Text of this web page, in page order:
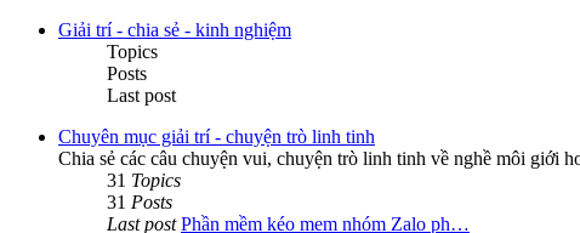
Giải trí - chia sẻ - kinh nghiệm
Topics
Posts
Last post
Chuyên mục giải trí - chuyện trò linh tinh
Chia sẻ các câu chuyện vui, chuyện trò linh tinh về nghề môi giới
31 Topics
31 Posts
Last post Phần mềm kéo mem nhóm Zalo ph…